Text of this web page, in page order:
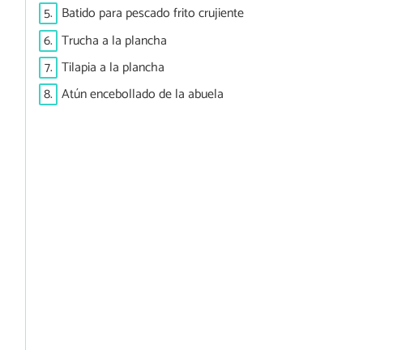
5. Batido para pescado frito crujiente
6. Trucha a la plancha
7. Tilapia a la plancha
8. Atún encebollado de la abuela